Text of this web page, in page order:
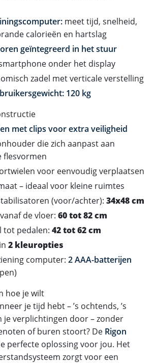
meet tijd, snelheid,
calorieën en hartslag
geïntegreerd in het stuur
onder het display
zadel met verticale verstelling
120 kg
met clips voor extra veiligheid
die zich aanpast aan
flesvormen
voor eenvoudig verplaatsen
– ideaal voor kleine ruimtes
(voor/achter): 34x48 cm
de vloer: 60 tot 82 cm
tot pedalen: 42 tot 62 cm
2 kleuropties
computer: 2 AAA-batterijen
hoe je wilt
je tijd hebt – ’s ochtends, ’s
je verplichtingen door – zonder
of buren stoort? De Rigon
perfecte oplossing voor jou. Het
zorgt voor een